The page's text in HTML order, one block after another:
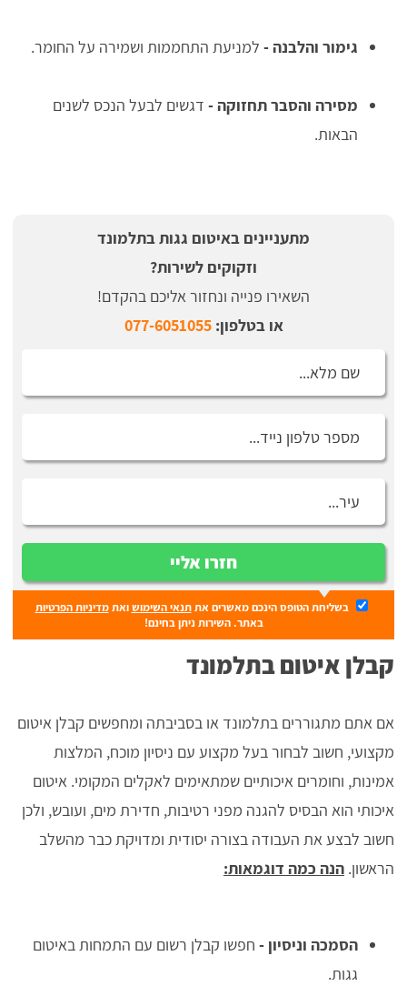
גימור והלבנה- למניעת התחממות ושמירה על החומר.
מסירה והסבר תחזוקה- דגשים לבעל הנכס לשנים
הבאות.
מתעניינים באיטום גגות בתלמונד
וזקוקים לשירות?
השאירו פנייה ונחזור אליכם בהקדם!
או בטלפון:077-6051055
חזרו אליי
בשליחת הטופס הינכם מאשרים אתתנאי השימושואתמדיניות הפרטיות
באתר. השירות ניתן בחינם!
קבלן איטום בתלמונד
אם אתם מתגוררים בתלמונד או בסביבתה ומחפשים קבלן איטום
מקצועי, חשוב לבחור בעל מקצוע עם ניסיון מוכח, המלצות
אמינות, וחומרים איכותיים שמתאימים לאקלים המקומי. איטום
איכותי הוא הבסיס להגנה מפני רטיבות, חדירת מים, ועובש, ולכן
חשוב לבצע את העבודה בצורה יסודית ומדויקת כבר מהשלב
הראשון. הנה כמה דוגמאות:
הסמכה וניסיון - חפשו קבלן רשום עם התמחות באיטום
גגות.